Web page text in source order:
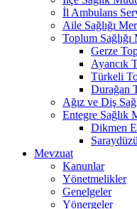
İl Ambulans
Aile Sağlığı
Toplum Sağlığı
Gerze
Ayancık
Türkeli
Durağan
Ağız ve Diş
Entegre Sağlık
Dikmen
Mevzuat
Kanunlar
Yönetmelikler
Genelgeler
Yönergeler